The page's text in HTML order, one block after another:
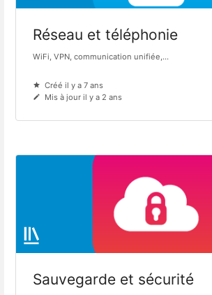
Réseau et téléphonie
WiFi, VPN, communication unifiée,...
Créé il y a 7 ans
Mis à jour il y a 2 ans
Sauvegarde et sécurité